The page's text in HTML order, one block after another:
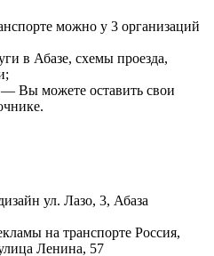
можно у 3 организаций
в Абазе, схемы проезда,
— Вы можете оставить свои
ул. Лазо, 3, Абаза
на транспорте Россия,
Ленина, 57